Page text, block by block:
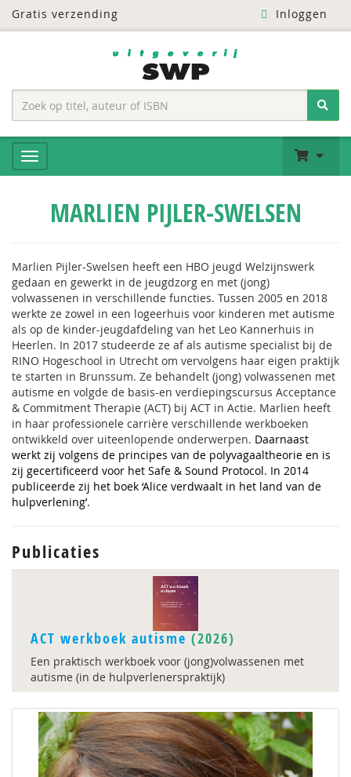
Gratis verzending Inloggen
MARLIEN PIJLER-SWELSEN
Marlien Pijler-Swelsen heeft een HBO jeugd Welzijnswerk
gedaan en gewerkt in de jeugdzorg en met (jong)
volwassenen in verschillende functies. Tussen 2005 en 2018
werkte ze zowel in een logeerhuis voor kinderen met autisme
als op de kinder-jeugdafdeling van het Leo Kannerhuis in
Heerlen. In 2017 studeerde ze af als autisme specialist bij de
RINO Hogeschool in Utrecht om vervolgens haar eigen praktijk
te starten in Brunssum. Ze behandelt (jong) volwassenen met
autisme en volgde de basis-en verdiepingscursus Acceptance
& Commitment Therapie (ACT) bij ACT in Actie. Marlien heeft
in haar professionele carrière verschillende werkboeken
ontwikkeld over uiteenlopende onderwerpen. Daarnaast
werkt zij volgens de principes van de polyvagaaltheorie en is
zij gecertificeerd voor het Safe & Sound Protocol. In 2014
publiceerde zij het boek ‘Alice verdwaalt in het land van de
hulpverlening’.
Publicaties
ACT werkboek autisme (2026)
Een praktisch werkboek voor (jong)volwassenen met
autisme (in de hulpverlenerspraktijk)